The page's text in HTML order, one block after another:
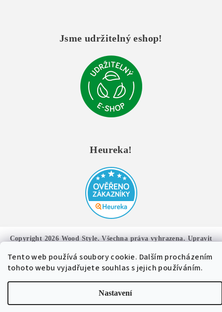
Tento web používá soubory cookie. Dalším procházením
tohoto webu vyjadřujete souhlas s jejich používáním.
Nastavení
Jsme udržitelný eshop!
Heureka!
Copyright 2026Wood Style. Všechna práva vyhrazena.Upravit
Vytvořil Shoptet